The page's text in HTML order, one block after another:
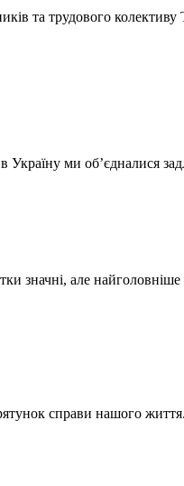
та трудового
Україну ми обʼєдналися
значні, але
справи нашого